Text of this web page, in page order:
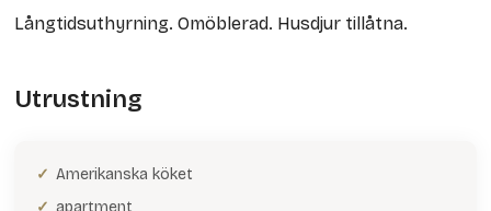
Långtidsuthyrning. Omöblerad. Husdjur tillåtna.
Utrustning
Amerikanska köket
apartment